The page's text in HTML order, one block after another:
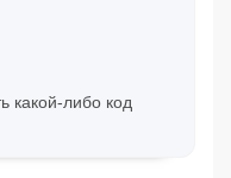
какой-либо код